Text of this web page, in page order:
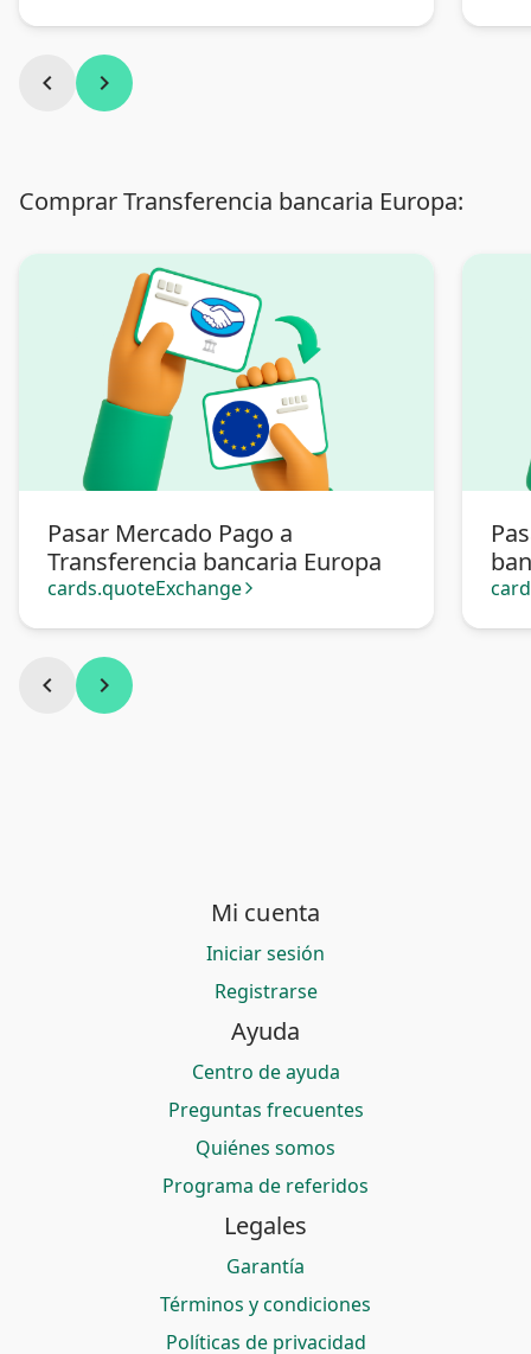
chevron_left chevron_right
Comprar Transferencia bancaria Europa:
Pasar Mercado Pago a
Transferencia bancaria Europa
cards.quoteExchange arrow_forward_ios
chevron_left chevron_right
Mi cuenta
Iniciar sesión
Registrarse
Ayuda
Centro de ayuda
Preguntas frecuentes
Quiénes somos
Programa de referidos
Legales
Garantía
Términos y condiciones
Políticas de privacidad